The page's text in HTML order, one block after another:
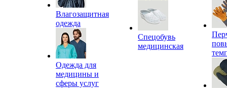
Влагозащитная
одежда
Одежда для
медицины и
сферы услуг
Спецобувь
медицинская